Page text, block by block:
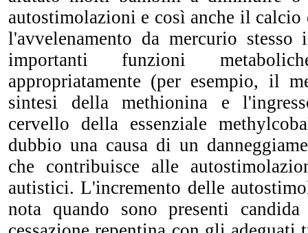
autostimolazioni e così anche il calcio
l'avvelenamento da mercurio stesso
importanti funzioni
appropriatamente (per esempio, il
sintesi della methionina e
cervello della essenziale
dubbio una causa di un
che contribuisce alle
autistici. L'incremento delle
nota quando sono presenti